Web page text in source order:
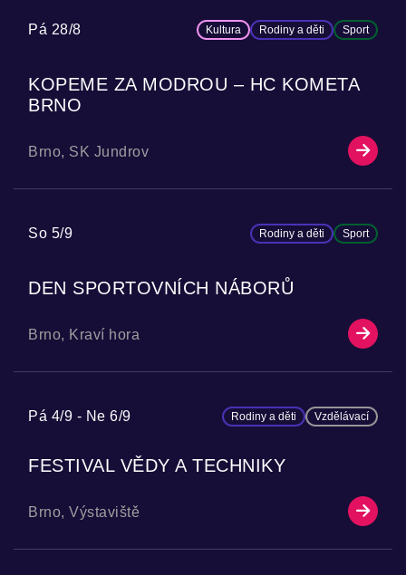
Pá 28/8 Kultura Rodiny a děti Sport
KOPEME ZA MODROU – HC KOMETA
BRNO
Brno, SK Jundrov
So 5/9 Rodiny a děti Sport
DEN SPORTOVNÍCH NÁBORŮ
Brno, Kraví hora
Pá 4/9 Ne 6/9 Rodiny a děti Vzdělávací
FESTIVAL VĚDY A TECHNIKY
Brno, Výstaviště